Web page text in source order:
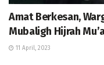
Amat Berkesan,
Mubaligh Hijrah
11 April, 2023